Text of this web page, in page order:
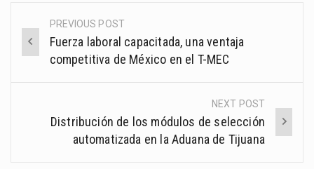
Post
navigation
PREVIOUS POST
Fuerza laboral capacitada, una ventaja
competitiva de México en el T-MEC
NEXT POST
Distribución de los módulos de selección
automatizada en la Aduana de Tijuana